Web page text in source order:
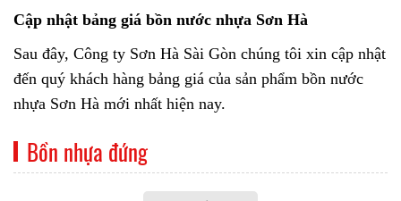
Cập nhật bảng giá bồn nước nhựa Sơn Hà
Sau đây, Công ty Sơn Hà Sài Gòn chúng tôi xin cập nhật
đến quý khách hàng bảng giá của sản phẩm bồn nước
nhựa Sơn Hà mới nhất hiện nay.
Bồn nhựa đứng